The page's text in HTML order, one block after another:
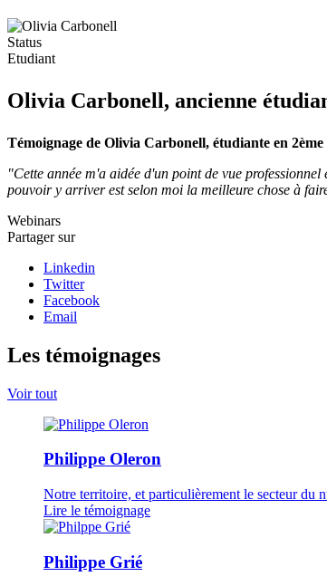
Status
Etudiant
Olivia Carbonell, ancienne
Témoignage de Olivia Carbonell, étudiante en
"Cette année m'a aidée d'un point de vue
pouvoir y arriver est selon moi la meilleure chose à
Webinars
Partager sur
Linkedin
Twitter
Facebook
Email
Les témoignages
Voir tout
Philippe Oleron
Notre territoire, et particulièrement le secteur du
Lire le témoignage
Philippe Grié